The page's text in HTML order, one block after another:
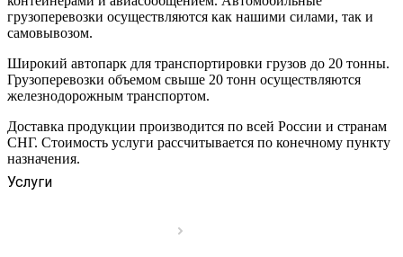
грузоперевозки осуществляются как нашими силами, так и
самовывозом.
Широкий автопарк для транспортировки грузов до 20 тонны.
Грузоперевозки объемом свыше 20 тонн осуществляются
железнодорожным транспортом.
Доставка продукции производится по всей России и странам
СНГ. Стоимость услуги рассчитывается по конечному пункту
назначения.
Услуги